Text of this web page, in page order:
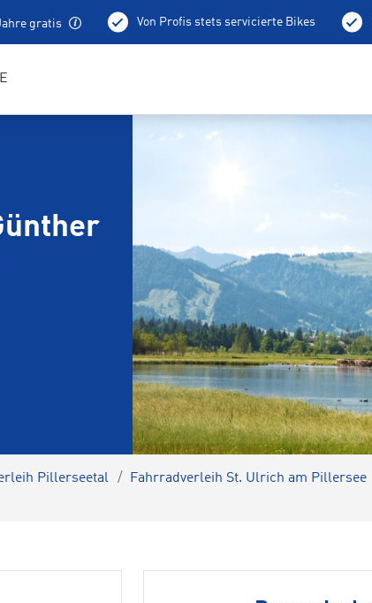
gratis Von Profis stets servicierte Bikes
Pillerseetal
Fahrradverleih St. Ulrich am Pillersee